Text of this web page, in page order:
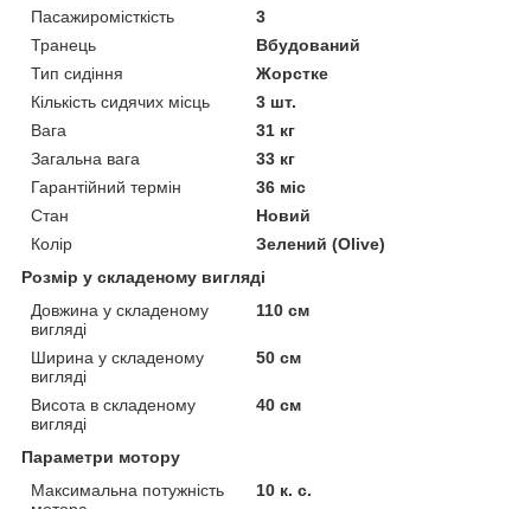
Пасажиромісткість
3
Транець
Вбудований
Тип сидіння
Жорстке
Кількість сидячих місць
3 шт.
Вага
31 кг
Загальна вага
33 кг
Гарантійний термін
36 міс
Стан
Новий
Колір
Зелений (Olive)
Розмір у складеному вигляді
Довжина у складеному
вигляді
110 см
Ширина у складеному
вигляді
50 см
Висота в складеному
вигляді
40 см
Параметри мотору
Максимальна потужність
10 к. с.